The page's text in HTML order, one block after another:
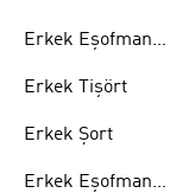
Erkek Eşofman
Erkek Tişört
Erkek Şort
Erkek Eşofman